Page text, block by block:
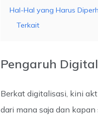
Hal-Hal yang Harus
Terkait
Pengaruh
Berkat digitalisasi, kini
dari mana saja dan